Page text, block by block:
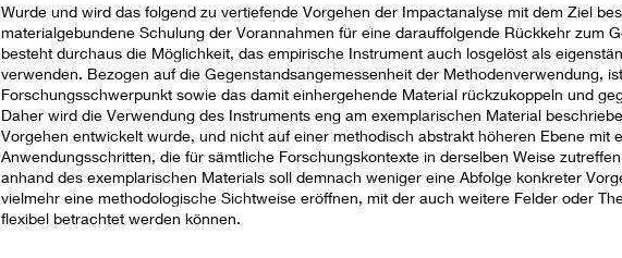
Wurde und wird das folgend zu vertiefende Vorgehen der Impactanalyse mit dem Ziel
materialgebundene Schulung der Vorannahmen für eine darauffolgende Rückkehr zum
besteht durchaus die Möglichkeit, das empirische Instrument auch losgelöst als
verwenden. Bezogen auf die Gegenstandsangemessenheit der Methodenverwendung,
Forschungsschwerpunkt sowie das damit einhergehende Material rückzukoppeln und
Daher wird die Verwendung des Instruments eng am exemplarischen Material
Vorgehen entwickelt wurde, und nicht auf einer methodisch abstrakt höheren Ebene mit
Anwendungsschritten, die für sämtliche Forschungskontexte in derselben Weise
anhand des exemplarischen Materials soll demnach weniger eine Abfolge konkreter
vielmehr eine methodologische Sichtweise eröffnen, mit der auch weitere Felder oder
flexibel betrachtet werden können.